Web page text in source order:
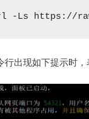
-Ls https ://
出现如下提示时，